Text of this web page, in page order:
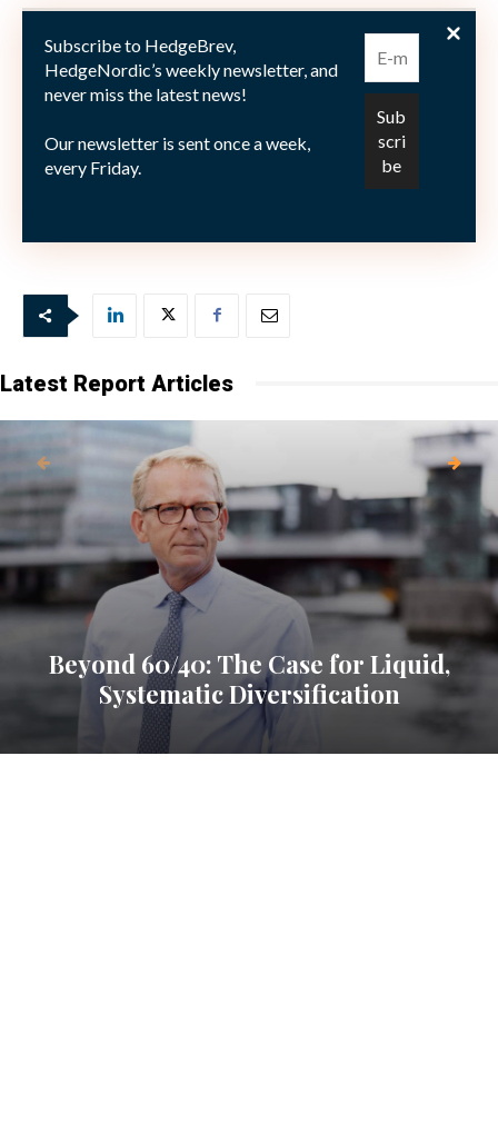
På valutamarknaden fortsatte de senaste veckornas
trend med dollarförstärkning och euroförsvagning
mot svenska kronan. Dollarn stärktes 0,2 procent till
7,03 kronor medan euron försvagades med 0,2
procent till 8,61 kronor.
Subscribe to HedgeBrev,
HedgeNordic’s weekly newsletter, and
never miss the latest news!
Our newsletter is sent once a week,
every Friday.
Latest Report Articles
Beyond 60/40: The Case for Liquid,
Systematic Diversification